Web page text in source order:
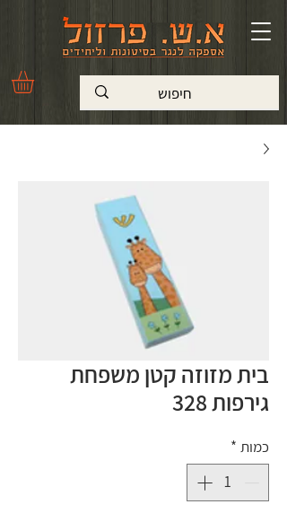
בית מזוזה קטן משפחת
גירפות 328
כמות *